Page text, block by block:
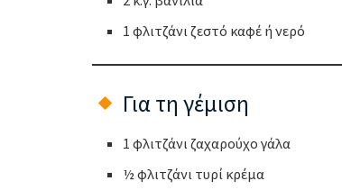
1 φλιτζάνι ζεστό καφέ ή νερό
Για τη γέμιση
1 φλιτζάνι ζαχαρούχο γάλα
½ φλιτζάνι τυρί κρέμα